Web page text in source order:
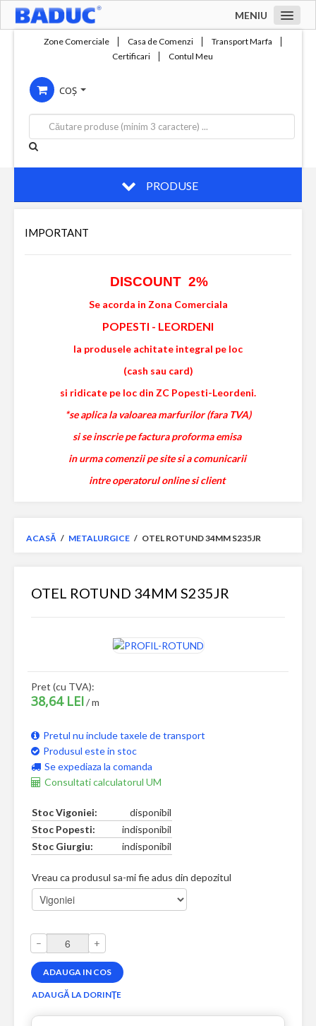
MENIU
Compania
Servicii
Productie
Contact
Zone Comerciale Casa de Comenzi
Transport Marfa
Certificari
Contul Meu
COȘ
PRODUSE
IMPORTANT
DISCOUNT 2%
Se acorda in Zona Comerciala
POPESTI - LEORDENI
la produsele achitate integral pe loc
(cash sau card)
si ridicate pe loc din ZC Popesti-Leordeni.
*se aplica la valoarea marfurilor (fara TVA)
si se inscrie pe factura proforma emisa
in urma comenzii pe site si a comunicarii
intre operatorul online si client
ACASĂ / METALURGICE / OTEL ROTUND 34MM S235JR
OTEL ROTUND 34MM S235JR
Pret (cu TVA):
38,64 LEI/ m
Pretul nu include taxele de transport
Produsul este in stoc
Se expediaza la comanda
Consultati calculatorul UM
Stoc Vigoniei:
disponibil
Stoc Popesti:
indisponibil
Stoc Giurgiu:
indisponibil
Vreau ca produsul sa-mi fie adus din depozitul
– +